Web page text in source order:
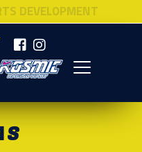
DEVELOPMENT
NF